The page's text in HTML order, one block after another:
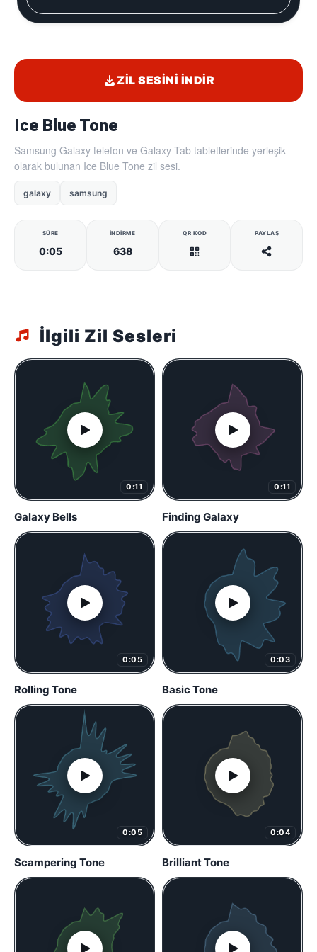
Ice Blue Tone
Samsung Galaxy telefon ve Galaxy Tab tabletlerinde yerleşik
olarak bulunan Ice Blue Tone zil sesi.
galaxy samsung
SÜRE
0:05
İNDIRME
638
QR KOD PAYLAŞ
ZIL SESINI İNDIR
İlgili Zil Sesleri
0:11
Galaxy Bells
0:11
Finding Galaxy
0:05
Rolling Tone
0:03
Basic Tone
0:05
Scampering Tone
0:04
Brilliant Tone